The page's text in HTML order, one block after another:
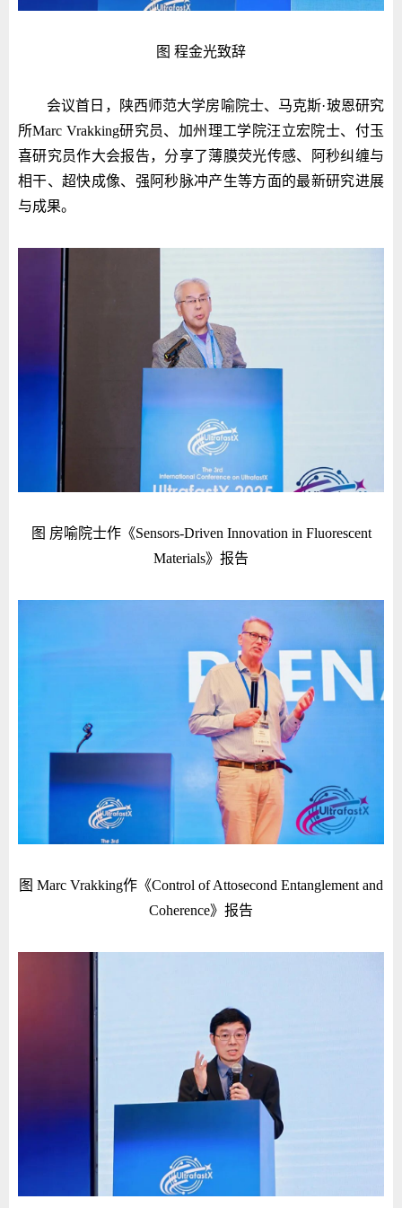
图 程金光致辞
会议首日，陕西师范大学房喻院士、马克斯·玻恩研究
所Marc Vrakking研究员、加州理工学院汪立宏院士、付玉
喜研究员作大会报告，分享了薄膜荧光传感、阿秒纠缠与
相干、超快成像、强阿秒脉冲产生等方面的最新研究进展
与成果。
图 房喻院士作《Sensors-Driven Innovation in Fluorescent
Materials》报告
图 Marc Vrakking作《Control of Attosecond Entanglement and
Coherence》报告